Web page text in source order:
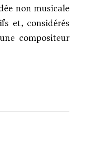
non musicale
et, considérés
compositeur